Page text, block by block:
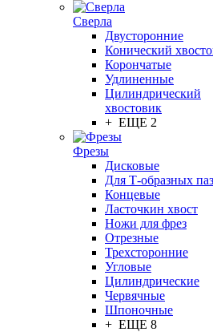
Сверла
Двусторонние
Конический
Корончатые
Удлиненные
Цилиндрический
хвостовик
+ ЕЩЕ 2
Фрезы
Дисковые
Для Т-образных
Концевые
Ласточкин хвост
Ножи для фрез
Отрезные
Трехсторонние
Угловые
Цилиндрические
Червячные
Шпоночные
+ ЕЩЕ 8